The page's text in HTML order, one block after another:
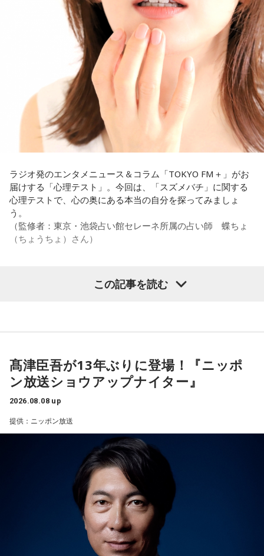
この心理テストでわかることは、追い詰められた時に出る、
あなたの「究極の裏の顔」です。
とっさに握りしめたものは、あなたが窮地で無意識に守ろう
とする「本当に大切なもの」を暗示しています。冷静ではい
られない極限の場面でこそ、普段は隠れているあなたの本性
が表に出るのです。
【解答】
1．鳩のぬいぐるみ……本性は「愛情深い天使」
鳩のぬいぐるみは「愛情」を暗示しています。あなたは追い
詰められても、自分より大切な誰かを思い浮かべる、利他的
なタイプ。窮地でこそ人にやさしくできる、あたたかい心の
持ち主です。ただ、自分を後回しにしすぎないよう気をつけ
てください。
2．身分証……本性は「したたかな悪魔」
身分証は「あなた自身の存在」を暗示しています。あなたは
窮地に立たされると、何よりまず自分を守り抜く、利己的な
の武器にもなるでしょう。
もしれません。勢いが吉と出ることも多いですが、一呼吸置
いて考える癖もつけてみて。
4．懐中電灯……本性は「冷静な神様!?」
限の場面でもパニックにならず、状況を一歩引いて見極める
冷静沈着なタイプ。感情に飲まれず、俯瞰して考えられるタ
イプです。ただ、いつも冷静すぎると近寄りがたく見られる
こともあるので、時には素直になってみましょう。
天使も悪魔も、どちらもあなたの一部。自分の中の両方を知
っておくことが、いざという時の本当の強さになるのかもし
ラジオ発のエンタメニュース＆コラム「TOKYO FM＋」がお
届けする「心理テスト」。今回は、「スズメバチ」に関する
心理テストで、心の奥にある本当の自分を探ってみましょ
う。
（監修者：東京・池袋占い館セレーネ所属の占い師 蝶ちょ
（ちょうちょ）さん）
ました。
それは何でしたか？次の中から近いものを1つ選んでくださ
1． 鳩のぬいぐるみ
2． パスポートなどの身分証
3． 買ったばかりの乾電池
この心理テストでわかることは、追い詰められた時に出る、
あなたの「究極の裏の顔」です。
とっさに握りしめたものは、あなたが窮地で無意識に守ろう
とする「本当に大切なもの」を暗示しています。冷静ではい
られない極限の場面でこそ、普段は隠れているあなたの本性
この記事を読む
髙津臣吾が13年ぶりに登場！『ニッポ
ン放送ショウアップナイター』
2026.08.08 up
提供：ニッポン放送